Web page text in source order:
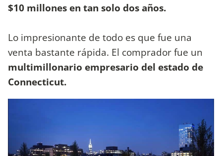
$10 millones en tan solo dos años.
Lo impresionante de todo es que fue una
venta bastante rápida. El comprador fue un
multimillonario empresario del estado de
Connecticut.